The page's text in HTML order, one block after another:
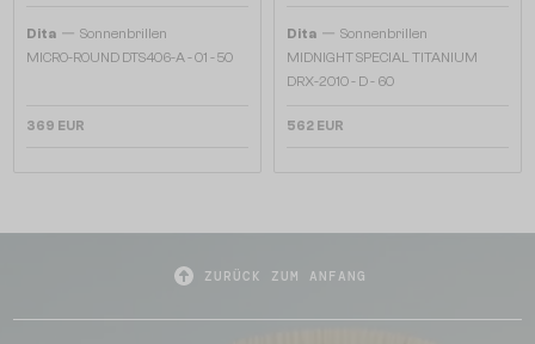
Dita — Sonnenbrillen
MICRO-ROUND DTS406-A - 01 - 50
369 EUR
Dita — Sonnenbrillen
MIDNIGHT SPECIAL TITANIUM
DRX-2010 - D - 60
562 EUR
ZURÜCK ZUM ANFANG